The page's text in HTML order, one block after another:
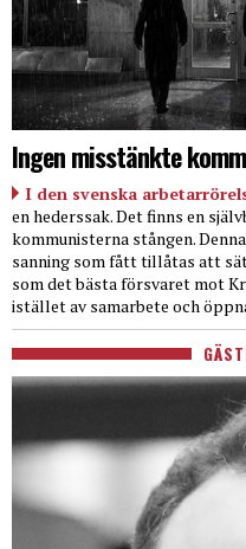
Ingen misstänkte
I den svenska
en hederssak. Det finns en
kommunisterna stången.
sanning som fått tillåtas att
som det bästa försvaret mot
istället av samarbete och